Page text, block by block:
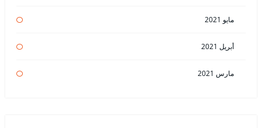
مايو 2021
أبريل 2021
مارس 2021